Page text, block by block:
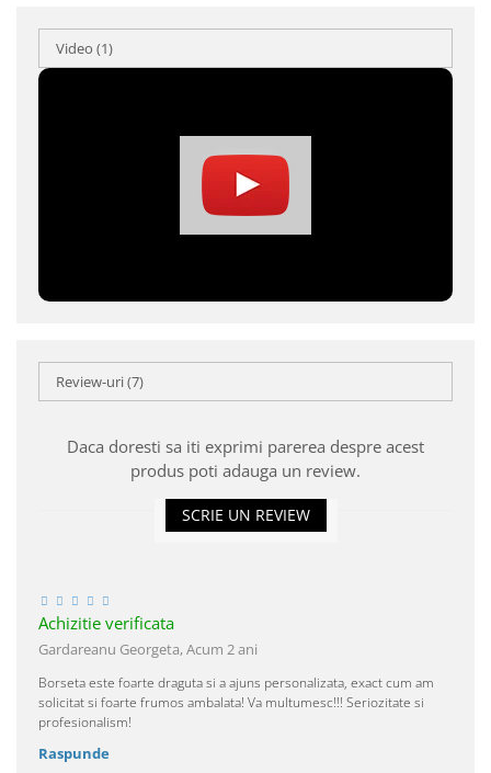
Video (1)
Review-uri(7)
Daca doresti sa iti exprimi parerea despre acest
produs poti adauga un review.
SCRIE UN REVIEW
Achizitie verificata
Gardareanu Georgeta,Acum 2 ani
Borseta este foarte draguta si a ajuns personalizata, exact cum am
solicitat si foarte frumos ambalata! Va multumesc!!! Seriozitate si
profesionalism!
Raspunde